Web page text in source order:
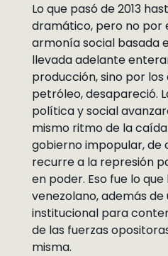
Lo que pasó de 2013
dramático, pero no por
armonía social basada
llevada adelante
producción, sino por
petróleo, desapareció.
política y social
mismo ritmo de la
gobierno impopular,
recurre a la represión
en poder. Eso fue lo
venezolano, además
institucional para
de las fuerzas
misma.